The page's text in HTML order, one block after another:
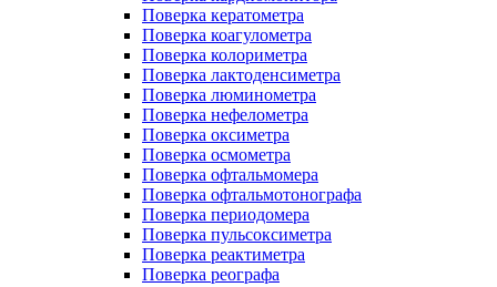
Поверка кератометра
Поверка коагулометра
Поверка колориметра
Поверка лактоденсиметра
Поверка люминометра
Поверка нефелометра
Поверка оксиметра
Поверка осмометра
Поверка офтальмомера
Поверка офтальмотонографа
Поверка периодомера
Поверка пульсоксиметра
Поверка реактиметра
Поверка реографа